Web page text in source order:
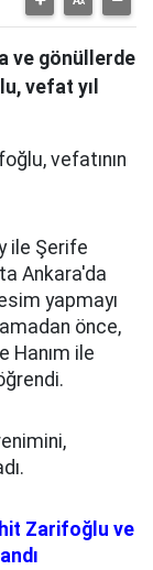
ve gönüllerde
vefat yıl
vefatının
ile Şerife
Ankara'da
yapmayı
önce,
Hanım ile
Zarifoğlu ve